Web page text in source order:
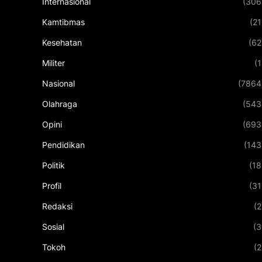
Kamtibmas
Kesehatan
Militer
Nasional
Olahraga
Opini
Pendidikan
Politik
Profil
Redaksi
Sosial
Tokoh